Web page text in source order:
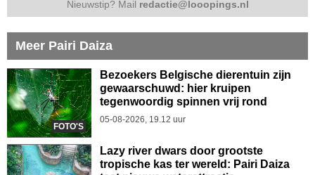
Nieuwstip? Mail redactie@looopings.nl
Meer Pairi Daiza
FOTO'S
Bezoekers Belgische dierentuin zijn
gewaarschuwd: hier kruipen
tegenwoordig spinnen vrij rond
05-08-2026, 19.12 uur
Lazy river dwars door grootste
tropische kas ter wereld: Pairi Daiza